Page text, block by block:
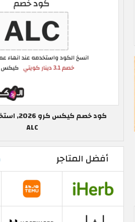
كود خصم
ALC
أفضل المتاجر